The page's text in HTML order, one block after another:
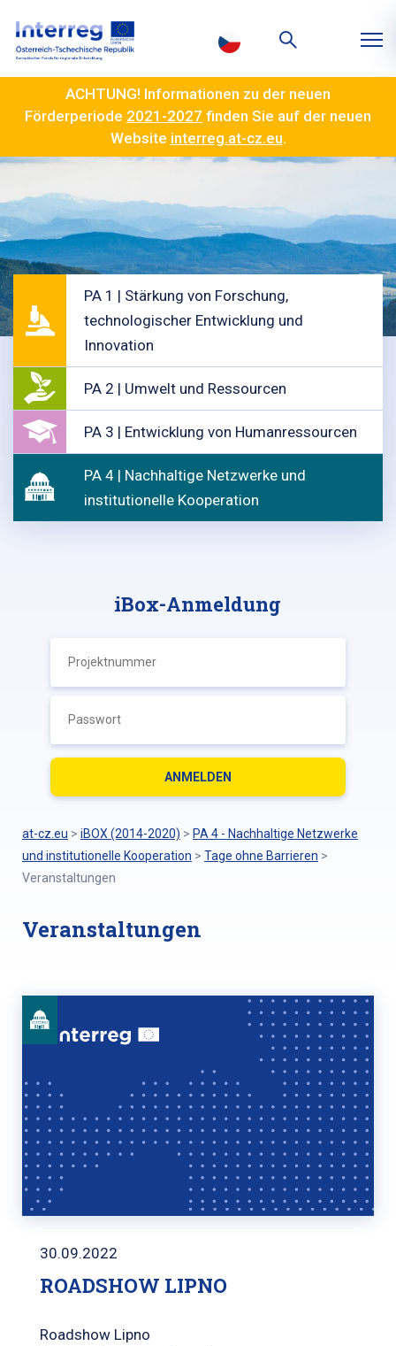
ACHTUNG! Informationen zu der neuen
Förderperiode 2021-2027 finden Sie auf der neuen
Website interreg.at-cz.eu.
PA 1 | Stärkung von Forschung,
technologischer Entwicklung und
Innovation
PA 2 | Umwelt und Ressourcen
PA 3 | Entwicklung von Humanressourcen
PA 4 | Nachhaltige Netzwerke und
institutionelle Kooperation
iBox-Anmeldung
at-cz.eu > iBOX (2014-2020) > PA 4 - Nachhaltige Netzwerke
und institutionelle Kooperation > Tage ohne Barrieren >
Veranstaltungen
Veranstaltungen
30.09.2022
ROADSHOW LIPNO
Roadshow Lipno